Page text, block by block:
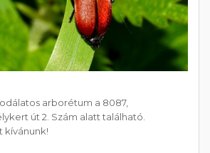
arborétum a 8087,
út 2. Szám alatt található.
kívánunk!